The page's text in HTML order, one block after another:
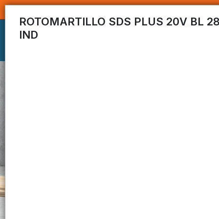
ROTOMARTILLO SDS PLUS 20V BL
IND